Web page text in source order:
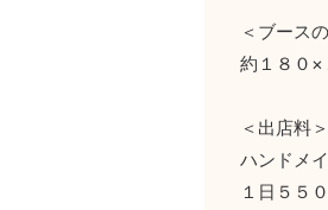
＜ブース
約１８０×
＜出店料＞
ハンドメ
１日５５